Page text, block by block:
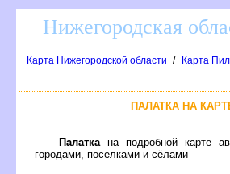
Нижегородская
Карта Нижегородской области / Карта
ПАЛАТКА НА
Палатка на подробной карте
ородами, поселками и сёлами